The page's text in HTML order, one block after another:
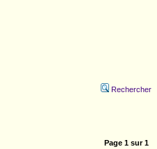
Rechercher
Page 1 sur1